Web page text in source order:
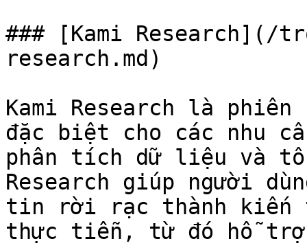
### [Kami
research.md)
Kami Research là
đặc biệt cho các nhu
phân tích dữ liệu và
Research giúp người
tin rời rạc thành kiến
thực tiễn, từ đó hỗ